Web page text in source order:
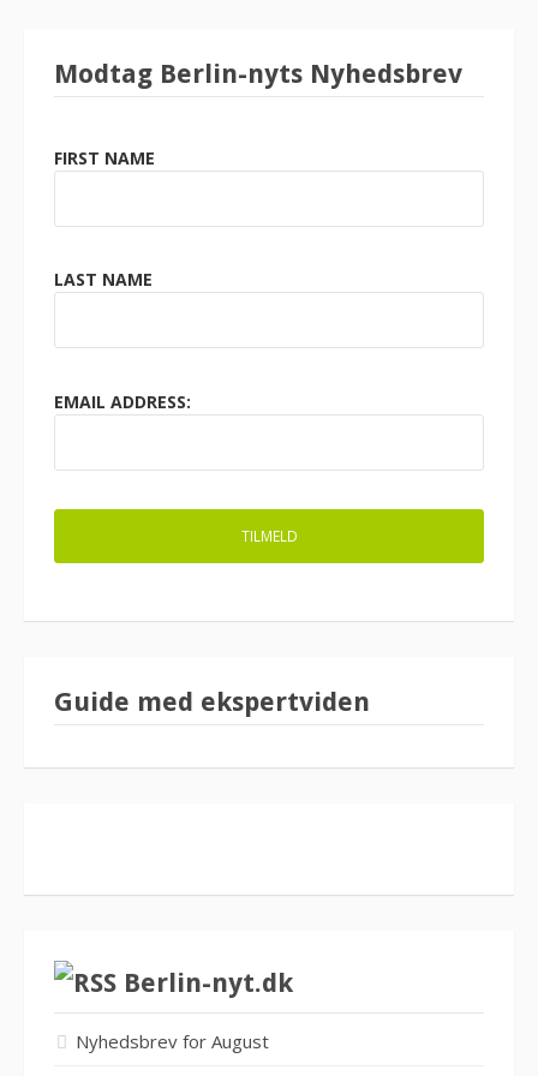
Modtag Berlin-nyts Nyhedsbrev
FIRST NAME
LAST NAME
EMAIL ADDRESS:
Guide med ekspertviden
Berlin-nyt.dk
Nyhedsbrev for August